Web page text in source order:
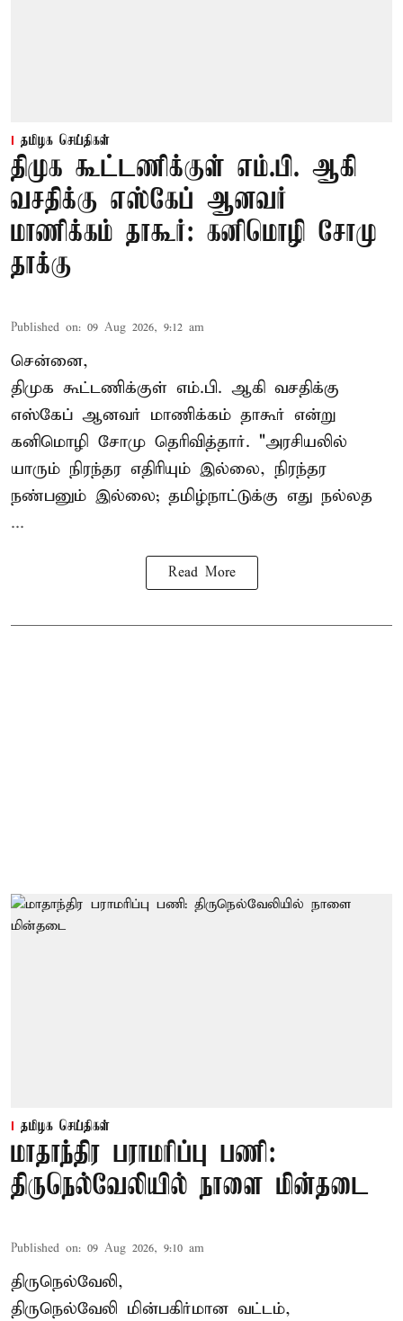
தமிழக செய்திகள்
திமுக கூட்டணிக்குள் எம்.பி. ஆகி
வசதிக்கு எஸ்கேப் ஆனவர்
மாணிக்கம் தாகூர்: கனிமொழி சோமு
தாக்கு
Published on: 09 Aug 2026, 9:12 am
சென்னை,
திமுக கூட்டணிக்குள் எம்.பி. ஆகி வசதிக்கு
எஸ்கேப் ஆனவர் மாணிக்கம் தாகூர் என்று
கனிமொழி சோமு தெரிவித்தார். "அரசியலில்
யாரும் நிரந்தர எதிரியும் இல்லை, நிரந்தர
நண்பனும் இல்லை; தமிழ்நாட்டுக்கு எது நல்லத
...
Read More
தமிழக செய்திகள்
மாதாந்திர பராமரிப்பு பணி:
திருநெல்வேலியில் நாளை மின்தடை
Published on: 09 Aug 2026, 9:10 am
திருநெல்வேலி,
திருநெல்வேலி மின்பகிர்மான வட்டம்,